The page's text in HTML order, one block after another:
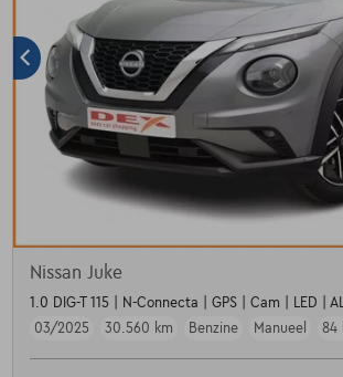
Nissan Juke
1.0 DIG-T 115 | N-Connecta | GPS | Cam | LED |
03/2025
30.560 km Benzine Manueel 84